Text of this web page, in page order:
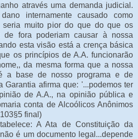
através uma demanda judicial.
internamente causado como
seria muito pior do que do que os
fora poderiam causar à nossa
esta visão está a crença básica
os princípios de A.A. funcionarão
da mesma forma que a nossa
a base de nosso programa e de
Garantia afirma que: '...podemos ter
de A.A., na opinião pública e
conta de Alcoólicos Anônimos
final)
A Ata de Constituição da
é um documento legal...depende